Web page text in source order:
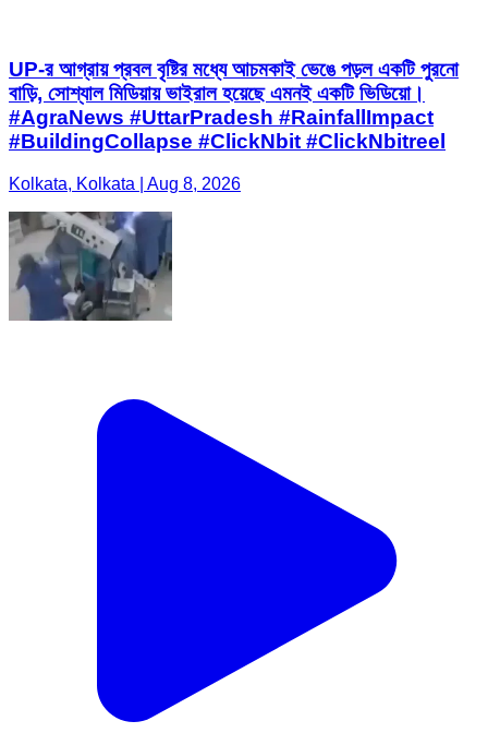
UP-র আগ্রায় প্রবল বৃষ্টির মধ্যে আচমকাই ভেঙে পড়ল একটি পুরনো
বাড়ি, সোশ্যাল মিডিয়ায় ভাইরাল হয়েছে এমনই একটি ভিডিয়ো।
#AgraNews #UttarPradesh #RainfallImpact
#BuildingCollapse #ClickNbit #ClickNbitreel
Kolkata, Kolkata | Aug 8, 2026